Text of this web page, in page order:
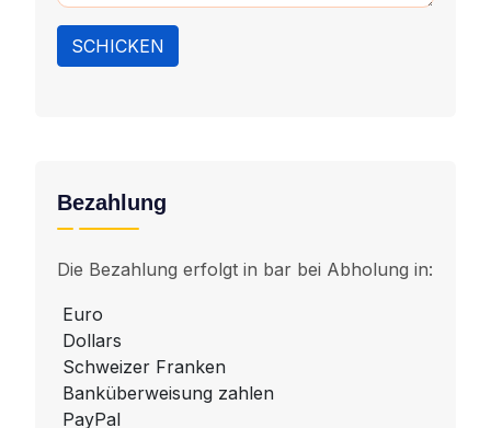
SCHICKEN
Bezahlung
Die Bezahlung erfolgt in bar bei Abholung in:
Euro
Dollars
Schweizer Franken
Banküberweisung zahlen
PayPal